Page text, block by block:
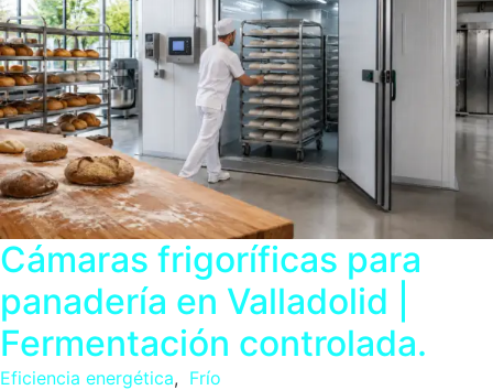
Cámaras frigoríficas para
panadería en Valladolid |
Fermentación controlada.
Eficiencia energética, Frío